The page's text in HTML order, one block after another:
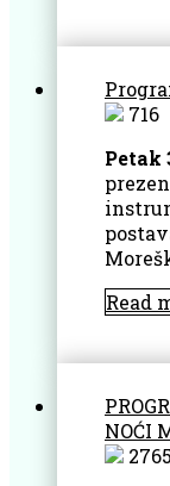
716
Petak
Read
NOĆI
2765